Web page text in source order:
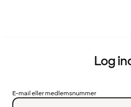
Log
E-mail eller medlemsnummer